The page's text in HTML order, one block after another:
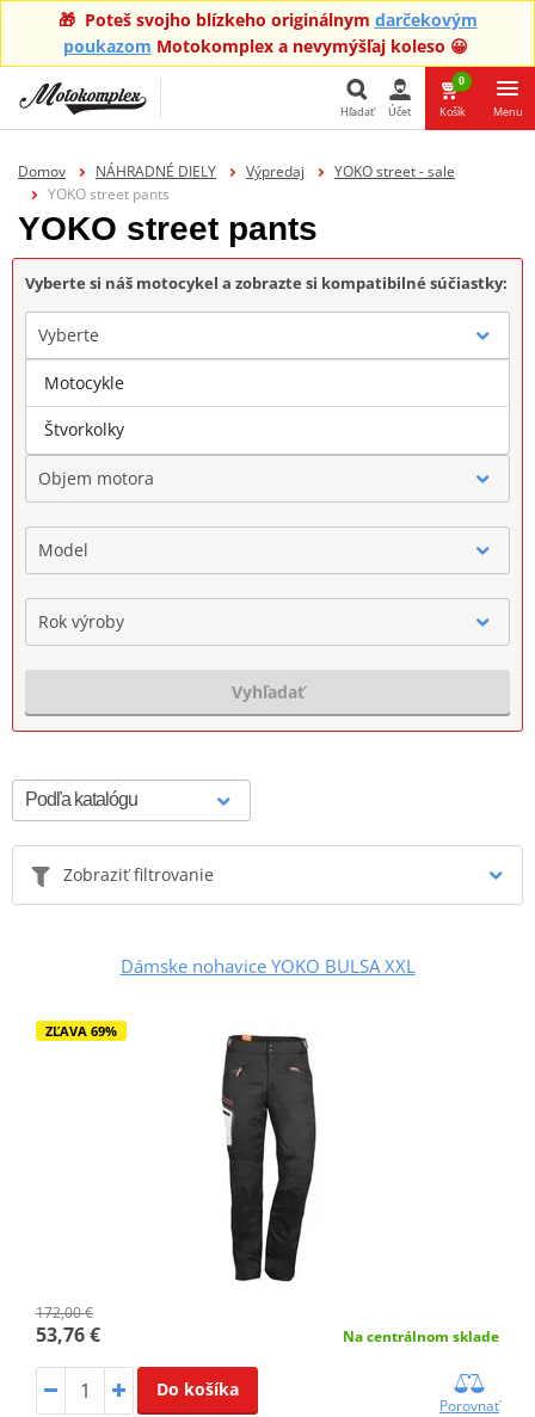
🎁 Poteš svojho blízkeho originálnym darčekovým
poukazom Motokomplex a nevymýšľaj koleso 😀
Hľadať
Hľadať Účet
0
Košík Menu
Domov NÁHRADNÉ DIELY Výpredaj
YOKO street - sale
YOKO street pants
YOKO street pants
Vyberte si náš motocykel a zobrazte si kompatibilné súčiastky:
Vyberte
Značka
Objem motora
Model
Rok výroby
Vyhľadať
Zobraziť filtrovanie
Dámske nohavice YOKO BULSA XXL
ZĽAVA 69%
172,00 €
53,76 € Na centrálnom sklade
Do košíka
Porovnať
Motocykle
Štvorkolky